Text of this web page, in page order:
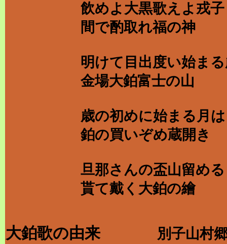
飲めよ大黒歌えよ戎子
間で酌取れ福の神
明けて目出度い始ま
金場大鉑富士の山
歳の初めに始まる月は
鉑の買いぞめ蔵開き
旦那さんの盃山留め
貰て戴く大鉑の繪
大鉑歌の由来別子山村郷土